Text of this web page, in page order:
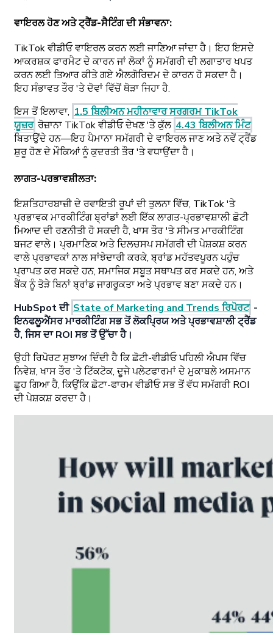
ਵਾਇਰਲ ਹੋਣ ਅਤੇ ਟ੍ਰੈਂਡ-ਸੈਟਿੰਗ ਦੀ ਸੰਭਾਵਨਾ:
TikTok ਵੀਡੀਓ ਵਾਇਰਲ ਕਰਨ ਲਈ ਜਾਣਿਆ ਜਾਂਦਾ ਹੈ। ਇਹ ਇਸਦੇ
ਆਕਰਸ਼ਕ ਫਾਰਮੈਟ ਦੇ ਕਾਰਨ ਜਾਂ ਲੋਕਾਂ ਨੂੰ ਸਮੱਗਰੀ ਦੀ ਲਗਾਤਾਰ ਖਪਤ
ਕਰਨ ਲਈ ਤਿਆਰ ਕੀਤੇ ਗਏ ਐਲਗੋਰਿਦਮ ਦੇ ਕਾਰਨ ਹੋ ਸਕਦਾ ਹੈ।
ਇਹ ਸੰਭਾਵਤ ਤੌਰ 'ਤੇ ਦੋਵਾਂ ਵਿੱਚੋਂ ਥੋੜਾ ਜਿਹਾ ਹੈ.
ਇਸ ਤੋਂ ਇਲਾਵਾ, 1.5 ਬਿਲੀਅਨ ਮਹੀਨਾਵਾਰ ਸਰਗਰਮ TikTok
ਯੂਜ਼ਰ ਰੋਜ਼ਾਨਾ TikTok ਵੀਡੀਓ ਦੇਖਣ 'ਤੇ ਕੁੱਲ 4.43 ਬਿਲੀਅਨ ਮਿੰਟ
ਬਿਤਾਉਂਦੇ ਹਨ—ਇਹ ਪੈਮਾਨਾ ਸਮੱਗਰੀ ਦੇ ਵਾਇਰਲ ਜਾਣ ਅਤੇ ਨਵੇਂ ਟ੍ਰੈਂਡ
ਸ਼ੁਰੂ ਹੋਣ ਦੇ ਮੌਕਿਆਂ ਨੂੰ ਕੁਦਰਤੀ ਤੌਰ 'ਤੇ ਵਧਾਉਂਦਾ ਹੈ।
ਲਾਗਤ-ਪਰਭਾਵਸ਼ੀਲਤਾ:
ਇਸ਼ਤਿਹਾਰਬਾਜ਼ੀ ਦੇ ਰਵਾਇਤੀ ਰੂਪਾਂ ਦੀ ਤੁਲਨਾ ਵਿੱਚ, TikTok 'ਤੇ
ਪ੍ਰਭਾਵਕ ਮਾਰਕੀਟਿੰਗ ਬ੍ਰਾਂਡਾਂ ਲਈ ਇੱਕ ਲਾਗਤ-ਪ੍ਰਭਾਵਸ਼ਾਲੀ ਛੋਟੀ
ਮਿਆਦ ਦੀ ਰਣਨੀਤੀ ਹੋ ਸਕਦੀ ਹੈ, ਖਾਸ ਤੌਰ 'ਤੇ ਸੀਮਤ ਮਾਰਕੀਟਿੰਗ
ਬਜਟ ਵਾਲੇ। ਪ੍ਰਮਾਣਿਕ ਅਤੇ ਦਿਲਚਸਪ ਸਮੱਗਰੀ ਦੀ ਪੇਸ਼ਕਸ਼ ਕਰਨ
ਵਾਲੇ ਪ੍ਰਭਾਵਕਾਂ ਨਾਲ ਸਾਂਝੇਦਾਰੀ ਕਰਕੇ, ਬ੍ਰਾਂਡ ਮਹੱਤਵਪੂਰਨ ਪਹੁੰਚ
ਪ੍ਰਾਪਤ ਕਰ ਸਕਦੇ ਹਨ, ਸਮਾਜਿਕ ਸਬੂਤ ਸਥਾਪਤ ਕਰ ਸਕਦੇ ਹਨ, ਅਤੇ
ਬੈਂਕ ਨੂੰ ਤੋੜੇ ਬਿਨਾਂ ਬ੍ਰਾਂਡ ਜਾਗਰੂਕਤਾ ਅਤੇ ਪ੍ਰਭਾਵ ਬਣਾ ਸਕਦੇ ਹਨ।
HubSpot ਦੀ State of Marketing and Trends ਰਿਪੋਰਟ -
ਇਨਫਲੂਐਂਸਰ ਮਾਰਕੀਟਿੰਗ ਸਭ ਤੋਂ ਲੋਕਪ੍ਰਿਯ ਅਤੇ ਪ੍ਰਭਾਵਸ਼ਾਲੀ ਟ੍ਰੈਂਡ
ਹੈ, ਜਿਸ ਦਾ ROI ਸਭ ਤੋਂ ਉੱਚਾ ਹੈ।
ਉਹੀ ਰਿਪੋਰਟ ਸੁਝਾਅ ਦਿੰਦੀ ਹੈ ਕਿ ਛੋਟੀ-ਵੀਡੀਓ ਪਹਿਲੀ ਐਪਸ ਵਿੱਚ
ਨਿਵੇਸ਼, ਖਾਸ ਤੌਰ 'ਤੇ ਟਿੱਕਟੋਕ, ਦੂਜੇ ਪਲੇਟਫਾਰਮਾਂ ਦੇ ਮੁਕਾਬਲੇ ਅਸਮਾਨ
ਛੂਹ ਗਿਆ ਹੈ, ਕਿਉਂਕਿ ਛੋਟਾ-ਫਾਰਮ ਵੀਡੀਓ ਸਭ ਤੋਂ ਵੱਧ ਸਮੱਗਰੀ ROI
ਦੀ ਪੇਸ਼ਕਸ਼ ਕਰਦਾ ਹੈ।